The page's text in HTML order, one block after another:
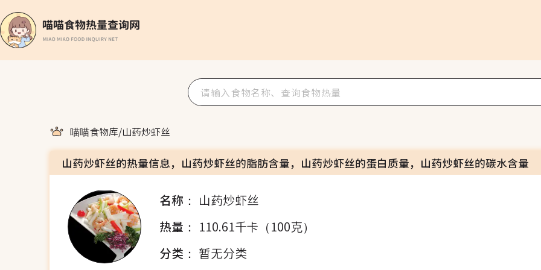
喵喵食物库/山药炒虾丝
山药炒虾丝的热量信息，山药炒虾丝的脂肪含量，山药炒虾丝的蛋白质量，山药炒虾丝的碳水含量
名称： 山药炒虾丝
热量： 110.61千卡（100克）
分类： 暂无分类